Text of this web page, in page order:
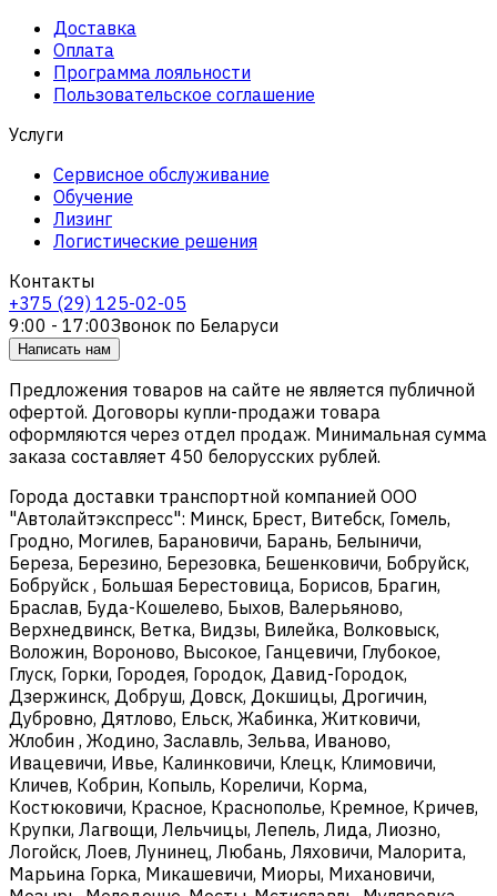
Доставка
Оплата
Программа лояльности
Пользовательское соглашение
Услуги
Сервисное обслуживание
Обучение
Лизинг
Логистические решения
Контакты
+375 (29) 125-02-05
9:00 - 17:00Звонок по Беларуси
Написать нам
Предложения товаров на сайте не является публичной
офертой. Договоры купли-продажи товара
оформляются через отдел продаж. Минимальная сумма
заказа составляет 450 белорусских рублей.
Города доставки транспортной компанией ООО
"Автолайтэкспресс": Минск, Брест, Витебск, Гомель,
Гродно, Могилев, Барановичи, Барань, Белыничи,
Береза, Березино, Березовка, Бешенковичи, Бобруйск,
Бобруйск , Большая Берестовица, Борисов, Брагин,
Браслав, Буда-Кошелево, Быхов, Валерьяново,
Верхнедвинск, Ветка, Видзы, Вилейка, Волковыск,
Воложин, Вороново, Высокое, Ганцевичи, Глубокое,
Глуск, Горки, Городея, Городок, Давид-Городок,
Дзержинск, Добруш, Довск, Докшицы, Дрогичин,
Дубровно, Дятлово, Ельск, Жабинка, Житковичи,
Жлобин , Жодино, Заславль, Зельва, Иваново,
Ивацевичи, Ивье, Калинковичи, Клецк, Климовичи,
Кличев, Кобрин, Копыль, Кореличи, Корма,
Костюковичи, Красное, Краснополье, Кремное, Кричев,
Крупки, Лагвощи, Лельчицы, Лепель, Лида, Лиозно,
Логойск, Лоев, Лунинец, Любань, Ляховичи, Малорита,
Марьина Горка, Микашевичи, Миоры, Михановичи,